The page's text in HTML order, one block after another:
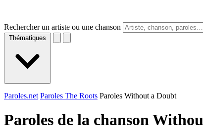
Rechercher un artiste ou une chanson
Thématiques
Paroles.net Paroles The Roots Paroles Without a Doubt
Paroles de la chanson